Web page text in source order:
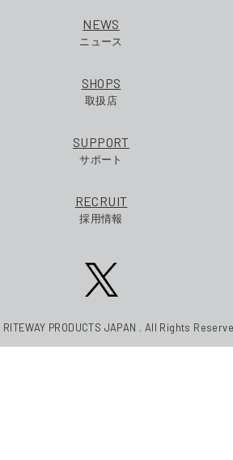
NEWS
ニュース
SHOPS
取扱店
SUPPORT
サポート
RECRUIT
採用情報
PRODUCTS JAPAN . All Rights